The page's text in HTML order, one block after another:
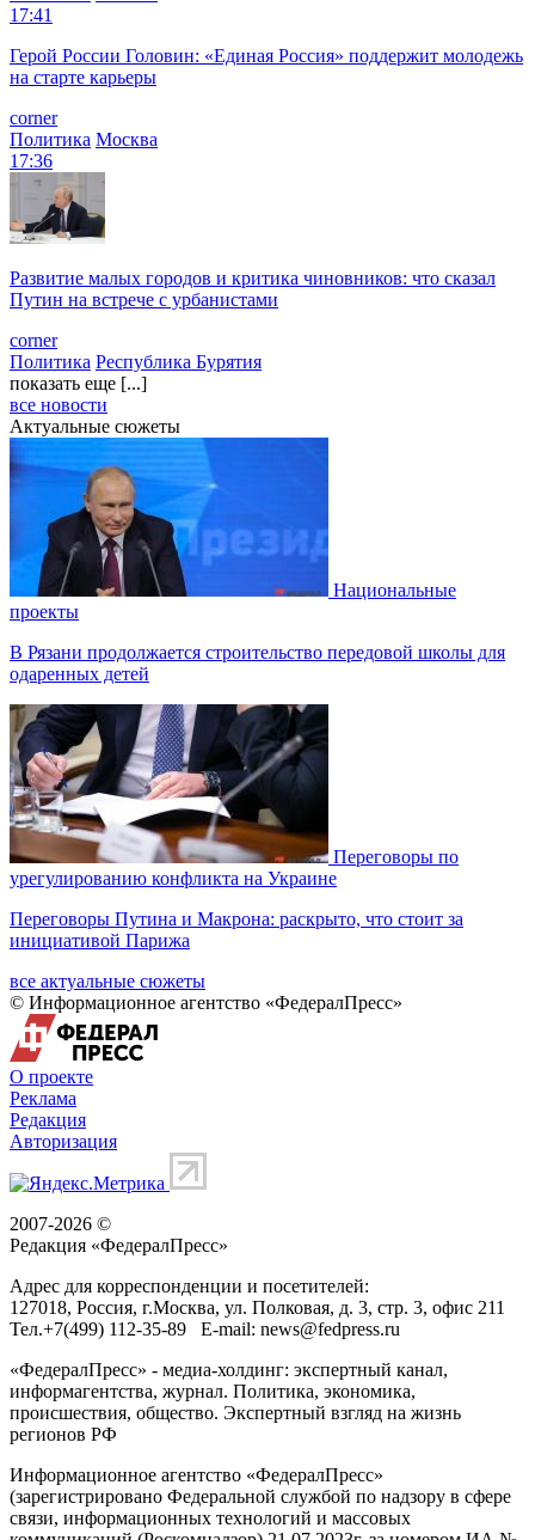
17:41
Герой России Головин: «Единая Россия» поддержит молодежь
на старте карьеры
corner
Политика Москва
17:36
Развитие малых городов и критика чиновников: что сказал
Путин на встрече с урбанистами
corner
Политика Республика Бурятия
показать еще [...]
все новости
Актуальные сюжеты
Национальные
проекты
В Рязани продолжается строительство передовой школы для
одаренных детей
Переговоры по
урегулированию конфликта на Украине
Переговоры Путина и Макрона: раскрыто, что стоит за
инициативой Парижа
все актуальные сюжеты
© Информационное агентство «ФедералПресс»
О проекте
Реклама
Редакция
Авторизация
2007-2026 ©
Редакция «ФедералПресс»
Адрес для корреспонденции и посетителей:
127018, Россия, г.Москва, ул. Полковая, д. 3, стр. 3, офис 211
Тел.+7(499) 112-35-89 E-mail: news@fedpress.ru
«ФедералПресс» - медиа-холдинг: экспертный канал,
информагентства, журнал. Политика, экономика,
происшествия, общество. Экспертный взгляд на жизнь
регионов РФ
Информационное агентство «ФедералПресс»
(зарегистрировано Федеральной службой по надзору в сфере
связи, информационных технологий и массовых